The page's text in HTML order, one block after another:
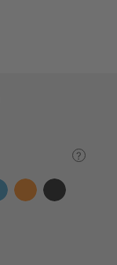
?